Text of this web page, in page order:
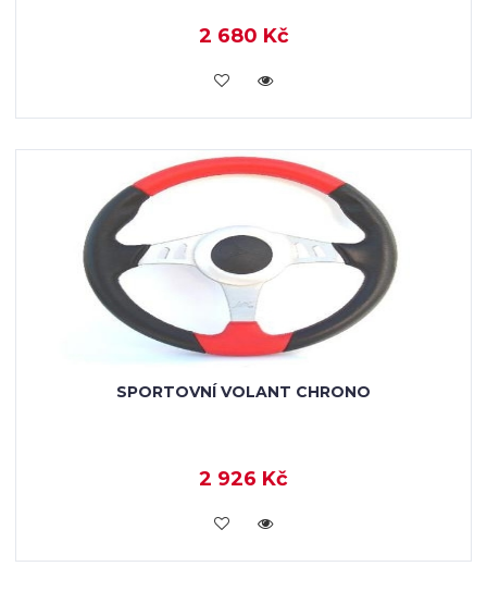
2 680 Kč
KOUPIT
SPORTOVNÍ VOLANT CHRONO
2 926 Kč
KOUPIT